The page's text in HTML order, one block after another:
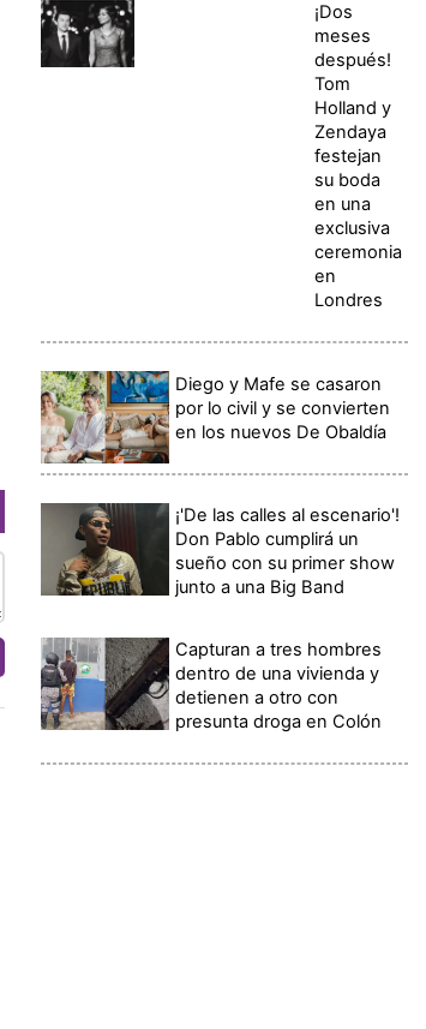
¡Dos
meses
después!
Tom
Holland y
Zendaya
festejan
su boda
en una
exclusiva
ceremonia
en
Londres
Diego y Mafe se casaron
por lo civil y se convierten
en los nuevos De Obaldía
¡'De las calles al escenario'!
Don Pablo cumplirá un
sueño con su primer show
junto a una Big Band
Capturan a tres hombres
dentro de una vivienda y
detienen a otro con
presunta droga en Colón